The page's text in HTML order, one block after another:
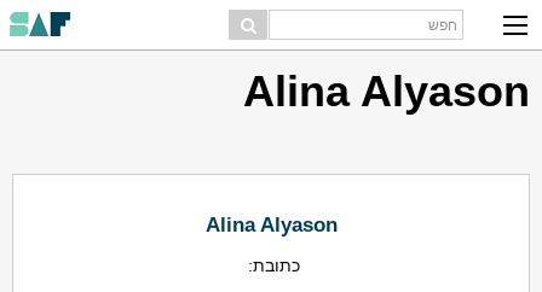
Alina Alyason
Alina Alyason
כתובת: